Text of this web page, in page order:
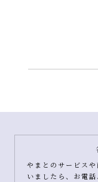
やまとのサービス
いましたら、お電